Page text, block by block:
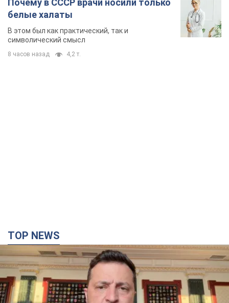
Почему в СССР врачи носили только
белые халаты
В этом был как практический, так и
символический смысл
8 часов назад 4,2 т.
TOP NEWS